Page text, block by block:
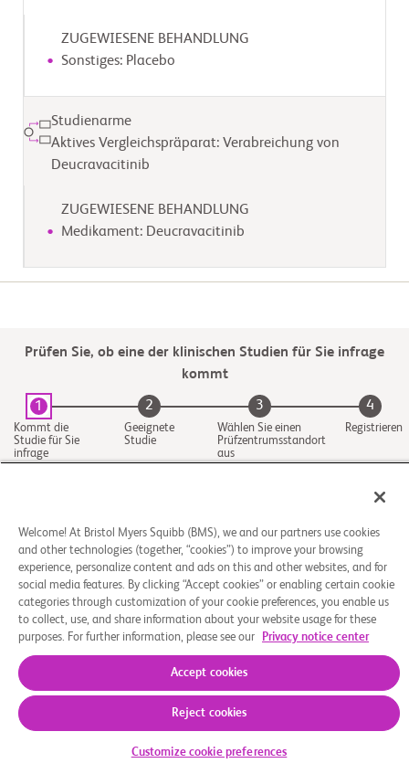
ZUGEWIESENE BEHANDLUNG
Sonstiges: Placebo
Studienarme
Aktives Vergleichspräparat: Verabreichung von
Deucravacitinib
ZUGEWIESENE BEHANDLUNG
Medikament: Deucravacitinib
Prüfen Sie, ob eine der klinischen Studien für Sie infrage
kommt
1
Kommt die
Studie für Sie
infrage
2
Geeignete
Studie
3
Wählen Sie einen
Prüfzentrumsstandort
aus
4
Registrieren
Über uns Rechtliche Hinweise Datenschutzbestimmungen Impressum Cookie-Einstellungen
© 2026 Bristol-Myers Squibb Company
Welcome! At Bristol Myers Squibb (BMS), we and our partners use cookies
and other technologies (together, “cookies”) to improve your browsing
experience, personalize content and ads on this and other websites, and for
social media features. By clicking “Accept cookies” or enabling certain cookie
categories through customization of your cookie preferences, you enable us
to collect, use, and share information about your website usage for these
purposes. For further information, please see our
Privacy notice center
Accept cookies
Reject cookies
Customize cookie preferences